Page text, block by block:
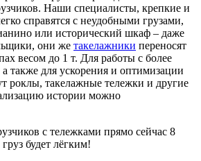
Наши специалисты, крепкие и
справятся с неудобными грузами,
или исторический шкаф – даже
они же такелажники переносят
весом до 1 т. Для работы с более
также для ускорения и оптимизации
роклы, такелажные тележки и другие
истории можно
с тележками прямо сейчас 8
будет лёгким!